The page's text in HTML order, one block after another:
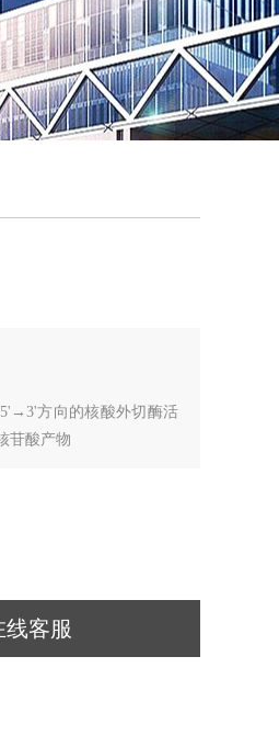
在线
QQ
5'→3'方向的核酸外切酶活
苷酸产物
线客服